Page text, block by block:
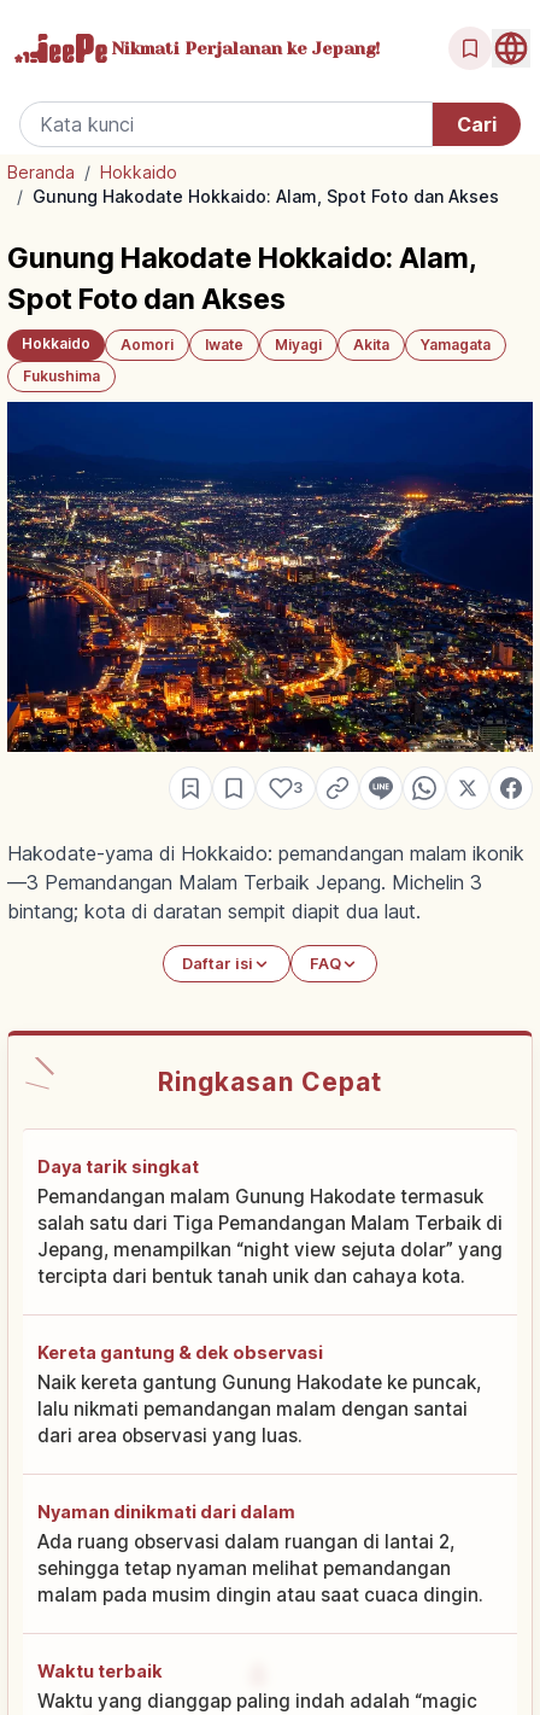
Nikmati Perjalanan ke Jepang!
Beranda / Hokkaido
/ Gunung Hakodate Hokkaido: Alam, Spot Foto dan Akses
Gunung Hakodate Hokkaido: Alam,
Spot Foto dan Akses
Hokkaido Aomori Iwate Miyagi Akita
Yamagata
Fukushima
3
Hakodate-yama di Hokkaido: pemandangan malam ikonik
—3 Pemandangan Malam Terbaik Jepang. Michelin 3
bintang; kota di daratan sempit diapit dua laut.
Daftar isi FAQ
Ringkasan Cepat
Daya tarik singkat
Pemandangan malam Gunung Hakodate termasuk
salah satu dari Tiga Pemandangan Malam Terbaik di
Jepang, menampilkan “night view sejuta dolar” yang
tercipta dari bentuk tanah unik dan cahaya kota.
Kereta gantung & dek observasi
Naik kereta gantung Gunung Hakodate ke puncak,
lalu nikmati pemandangan malam dengan santai
dari area observasi yang luas.
Nyaman dinikmati dari dalam
Ada ruang observasi dalam ruangan di lantai 2,
sehingga tetap nyaman melihat pemandangan
malam pada musim dingin atau saat cuaca dingin.
Waktu terbaik
Waktu yang dianggap paling indah adalah “magic